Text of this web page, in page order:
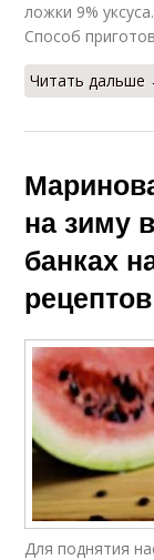
ложки 9% уксуса.
Способ
Читать дальше
на зиму
банках
Для поднятия